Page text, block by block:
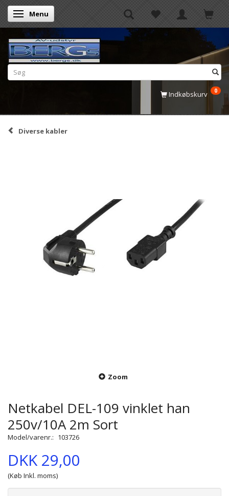
Skifte navigation
Menu
Indkøbskurv 0
Diverse kabler
Zoom
Netkabel DEL-109 vinklet han
250v/10A 2m Sort
Model/varenr.: 103726
DKK 29,00
(Køb Inkl. moms)